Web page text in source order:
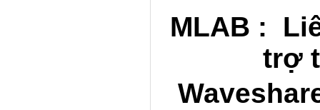
MLAB :
trợ